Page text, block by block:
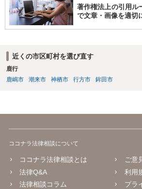
重要です。 4．音楽配信やライブについて
配信、販売、ライブでの歌唱も、Sunoの規約
せば、原則として可能です。ただし、配信サー
ておくことをお勧めします。また、既存の楽
や、第三者が同じような楽曲を生成する可能
最終的には、個別の楽曲の制作過程と、利用時
ビスの規約を確認して判断することになります
著作権法上の引用ル
で文章・画像を適切
近くの市区町村を選び直す
鹿行
鹿嶋市
潮来市 神栖市 行方市 鉾田市
ココナラ法律相談について
ココナラ法律相談とは
法律Q&A
法律相談コラム
ご意
利用
プラ